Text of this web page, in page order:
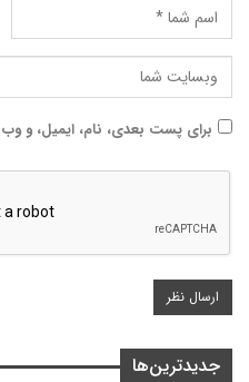
برای پست بعدی، نام، ایمیل، و
جدیدترین‌ها